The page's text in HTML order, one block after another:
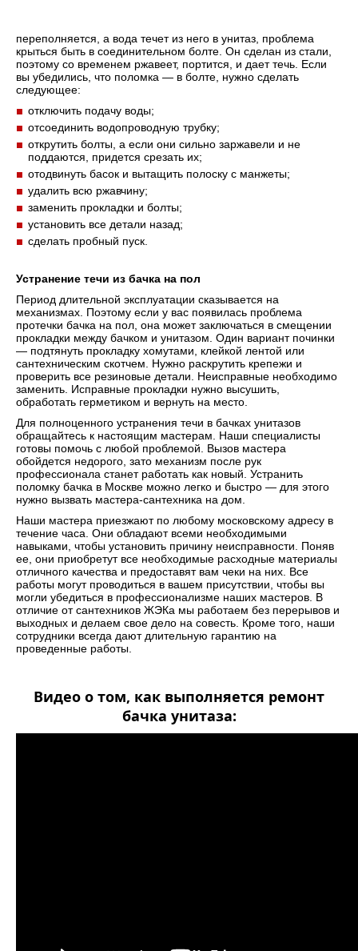
переполняется, а вода течет из него в унитаз, проблема
крыться быть в соединительном болте. Он сделан из стали,
поэтому со временем ржавеет, портится, и дает течь. Если
вы убедились, что поломка — в болте, нужно сделать
следующее:
отключить подачу воды;
отсоединить водопроводную трубку;
открутить болты, а если они сильно заржавели и не
поддаются, придется срезать их;
отодвинуть басок и вытащить полоску с манжеты;
удалить всю ржавчину;
заменить прокладки и болты;
установить все детали назад;
сделать пробный пуск.
Устранение течи из бачка на пол
Период длительной эксплуатации сказывается на
механизмах. Поэтому если у вас появилась проблема
протечки бачка на пол, она может заключаться в смещении
прокладки между бачком и унитазом. Один вариант починки
— подтянуть прокладку хомутами, клейкой лентой или
сантехническим скотчем. Нужно раскрутить крепежи и
проверить все резиновые детали. Неисправные необходимо
заменить. Исправные прокладки нужно высушить,
обработать герметиком и вернуть на место.
Для полноценного устранения течи в бачках унитазов
обращайтесь к настоящим мастерам. Наши специалисты
готовы помочь с любой проблемой. Вызов мастера
обойдется недорого, зато механизм после рук
профессионала станет работать как новый. Устранить
поломку бачка в Москве можно легко и быстро — для этого
нужно вызвать мастера-сантехника на дом.
Наши мастера приезжают по любому московскому адресу в
течение часа. Они обладают всеми необходимыми
навыками, чтобы установить причину неисправности. Поняв
ее, они приобретут все необходимые расходные материалы
отличного качества и предоставят вам чеки на них. Все
работы могут проводиться в вашем присутствии, чтобы вы
могли убедиться в профессионализме наших мастеров. В
отличие от сантехников ЖЭКа мы работаем без перерывов и
выходных и делаем свое дело на совесть. Кроме того, наши
сотрудники всегда дают длительную гарантию на
проведенные работы.
Видео о том, как выполняется ремонт
бачка унитаза: